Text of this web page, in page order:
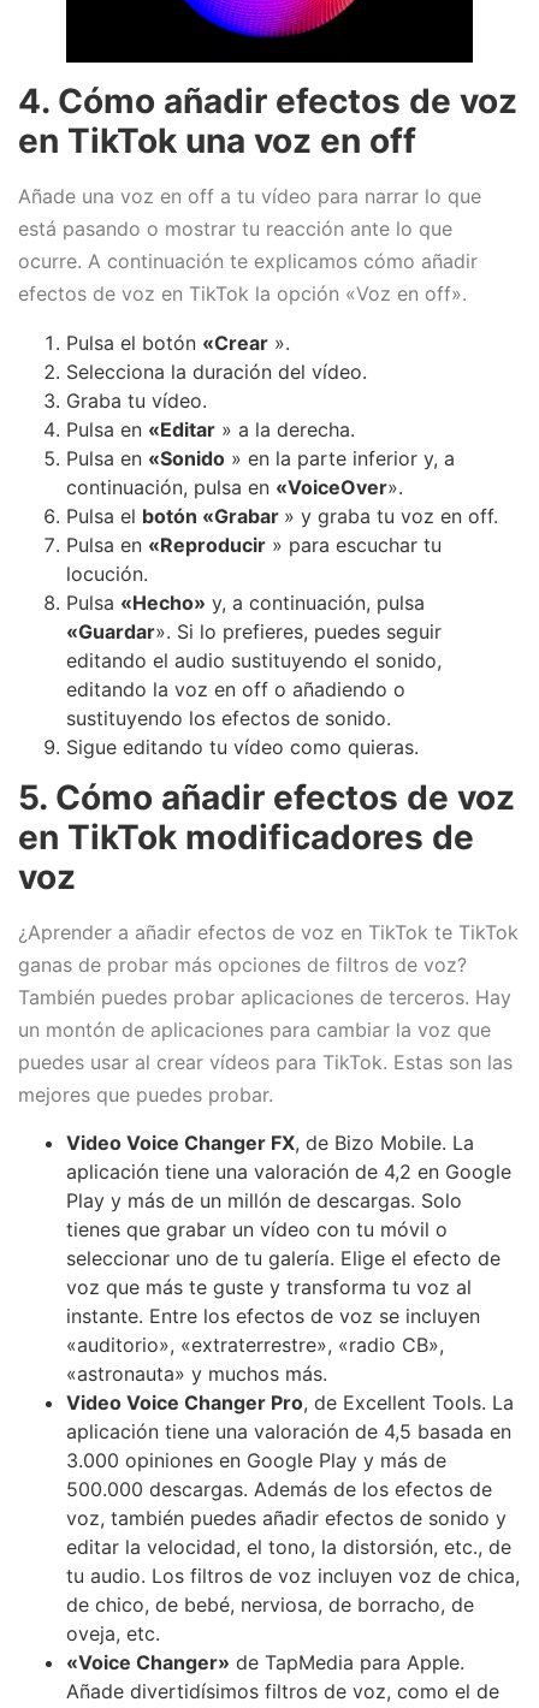
4. Cómo añadir efectos de voz
en TikTok una voz en off
Añade una voz en off a tu vídeo para narrar lo que
está pasando o mostrar tu reacción ante lo que
ocurre. A continuación te explicamos cómo añadir
efectos de voz en TikTok la opción «Voz en off».
Pulsa el botón «Crear ».
Selecciona la duración del vídeo.
Graba tu vídeo.
Pulsa en «Editar » a la derecha.
Pulsa en «Sonido » en la parte inferior y, a
continuación, pulsa en «VoiceOver».
Pulsa el botón «Grabar » y graba tu voz en off.
Pulsa en «Reproducir » para escuchar tu
locución.
Pulsa «Hecho» y, a continuación, pulsa
«Guardar». Si lo prefieres, puedes seguir
editando el audio sustituyendo el sonido,
editando la voz en off o añadiendo o
sustituyendo los efectos de sonido.
Sigue editando tu vídeo como quieras.
5. Cómo añadir efectos de voz
en TikTok modificadores de
voz
¿Aprender a añadir efectos de voz en TikTok te TikTok
ganas de probar más opciones de filtros de voz?
También puedes probar aplicaciones de terceros. Hay
un montón de aplicaciones para cambiar la voz que
puedes usar al crear vídeos para TikTok. Estas son las
mejores que puedes probar.
Video Voice Changer FX, de Bizo Mobile. La
aplicación tiene una valoración de 4,2 en Google
Play y más de un millón de descargas. Solo
tienes que grabar un vídeo con tu móvil o
seleccionar uno de tu galería. Elige el efecto de
voz que más te guste y transforma tu voz al
instante. Entre los efectos de voz se incluyen
«auditorio», «extraterrestre», «radio CB»,
«astronauta» y muchos más.
Video Voice Changer Pro, de Excellent Tools. La
aplicación tiene una valoración de 4,5 basada en
3.000 opiniones en Google Play y más de
500.000 descargas. Además de los efectos de
voz, también puedes añadir efectos de sonido y
editar la velocidad, el tono, la distorsión, etc., de
tu audio. Los filtros de voz incluyen voz de chica,
de chico, de bebé, nerviosa, de borracho, de
oveja, etc.
«Voice Changer» de TapMedia para Apple.
Añade divertidísimos filtros de voz, como el de